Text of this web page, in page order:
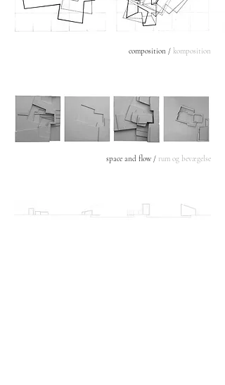
composition / komposition
space and flow / rum og bevægelse